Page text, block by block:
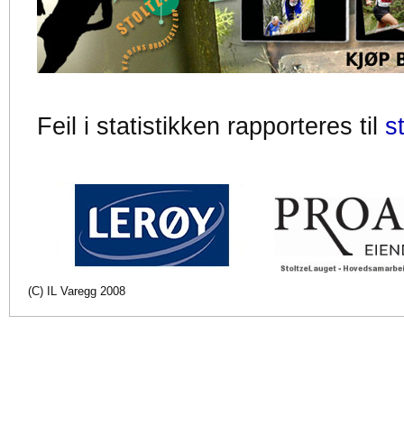
Feil i statistikken rapporteres til
(C) IL Varegg 2008